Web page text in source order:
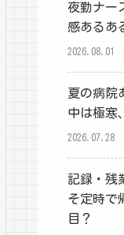
夜勤ナー
感あるあ
2026.08.01
夏の病院
中は極寒
2026.07.28
記録・残
そ定時で
目？